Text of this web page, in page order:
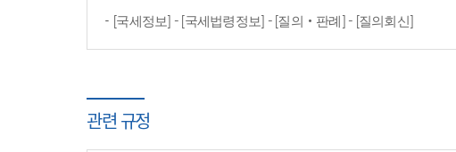
[국세정보] - [국세법령정보] - [질의‧판례] - [질의회신]
관련 규정